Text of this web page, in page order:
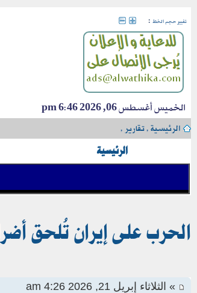
تغيير حجم الخط :
الخميس أغسطس 06, 2026 6:46 pm
الرئيسية›تقارير›
الرئيسية
الحرب على إيران تُلحق
» الثلاثاء إبريل 21, 2026 4:26 am